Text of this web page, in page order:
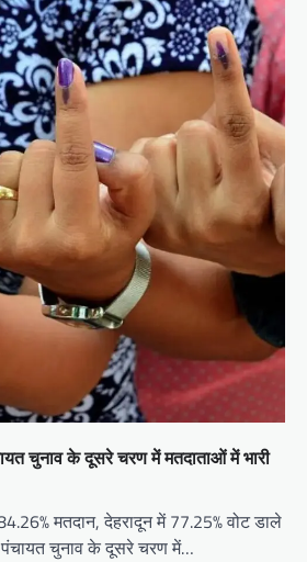
चुनाव के दूसरे चरण में मतदाताओं में भारी
मतदान, देहरादून में 77.25% वोट डाले
पंचायत चुनाव के दूसरे चरण में…